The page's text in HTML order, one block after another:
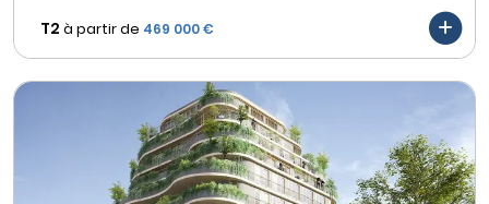
T2 à partir de 469 000 €